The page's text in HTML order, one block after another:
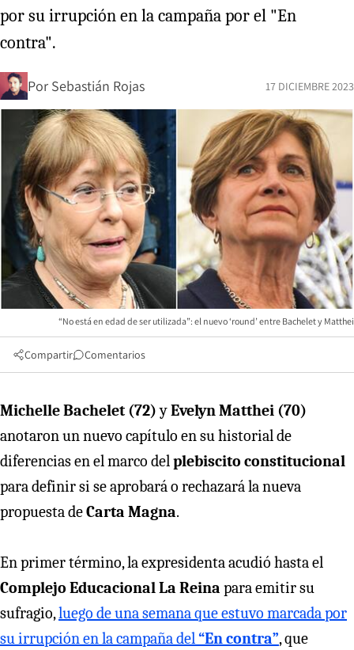
por su irrupción en la campaña por el "En
contra".
Por Sebastián Rojas 17 DICIEMBRE 2023
“No está en edad de ser utilizada”: el nuevo ‘round’ entre Bachelet y Matthei
Compartir Comentarios
Michelle Bachelet (72)yEvelyn Matthei (70)
anotaron un nuevo capítulo en su historial de
diferencias en el marco delplebiscito constitucional
para definir si se aprobará o rechazará la nueva
propuesta deCarta Magna.
En primer término, la expresidenta acudió hasta el
Complejo Educacional La Reina para emitir su
sufragio,luego de una semana que estuvo marcada por
su irrupción en la campaña del“En contra”, que